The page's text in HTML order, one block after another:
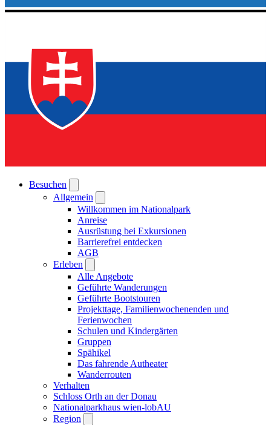
Besuchen
Allgemein
Willkommen im Nationalpark
Anreise
Ausrüstung bei Exkursionen
Barrierefrei entdecken
AGB
Erleben
Alle Angebote
Geführte Wanderungen
Geführte Bootstouren
Projekttage, Familienwochenenden und
Ferienwochen
Schulen und Kindergärten
Gruppen
Spähikel
Das fahrende Autheater
Wanderrouten
Verhalten
Schloss Orth an der Donau
Nationalparkhaus wien-lobAU
Region